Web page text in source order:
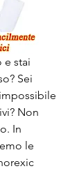
e stai
Sei
Non
In
le